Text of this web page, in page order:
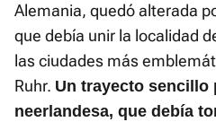
Alemania, quedó alterada
que debía unir la localidad
las ciudades más
Ruhr. Un trayecto sencillo
neerlandesa, que debía